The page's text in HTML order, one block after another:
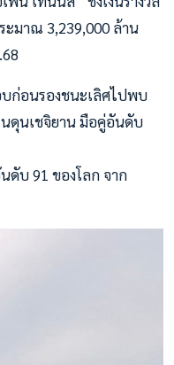
ะมาณ 3,239,000 ล้าน
ก่อนรองชนะเลิศไปพบ
นดุนเชจิยาน มือคู่อันดับ
ดับ 91 ของโลก จาก